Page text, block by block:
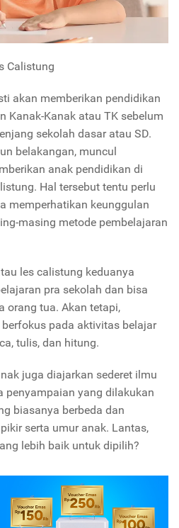
Calistung
akan memberikan pendidikan
Kanak-Kanak atau TK sebelum
sekolah dasar atau SD.
belakangan, muncul
anak pendidikan di
Hal tersebut tentu perlu
memperhatikan keunggulan
masing metode pembelajaran
les calistung keduanya
pra sekolah dan bisa
orang tua. Akan tetapi,
pada aktivitas belajar
tulis, dan hitung.
juga diajarkan sederet ilmu
penyampaian yang dilakukan
biasanya berbeda dan
serta umur anak. Lantas,
lebih baik untuk dipilih?